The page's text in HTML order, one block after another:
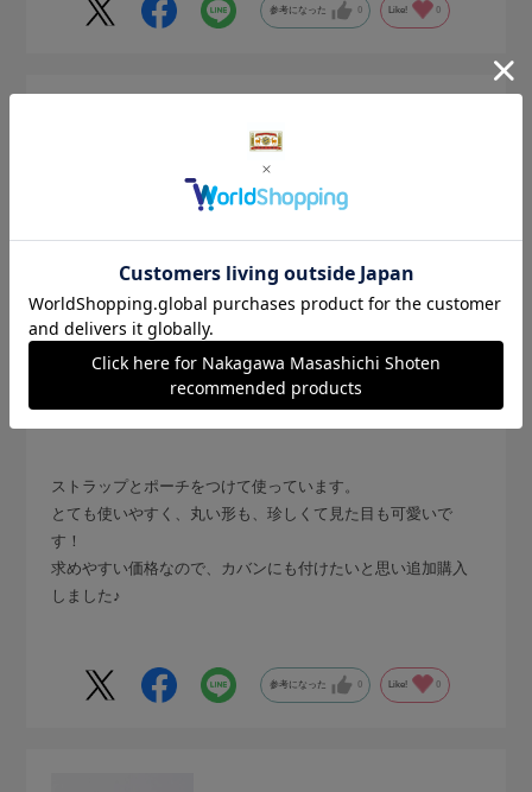
参考になった 0 Like! 0
使いやすい！
ウララ
ストラップとポーチをつけて使っています。
とても使いやすく、丸い形も、珍しくて見た目も可愛いで
す！
求めやすい価格なので、カバンにも付けたいと思い追加購入
しました♪
参考になった 0 Like! 0